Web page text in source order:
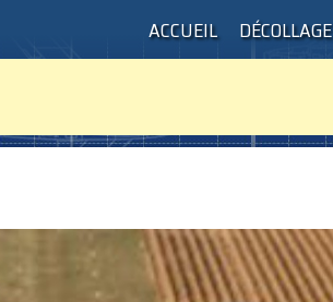
ACCUEIL DÉCOLLAGE